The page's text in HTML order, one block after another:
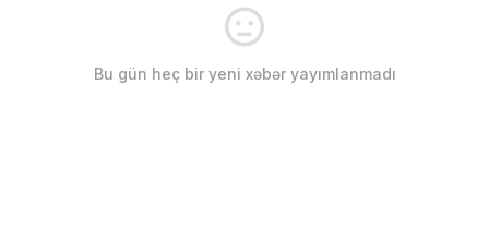
Bu gün heç bir yeni xəbər yayımlanmadı